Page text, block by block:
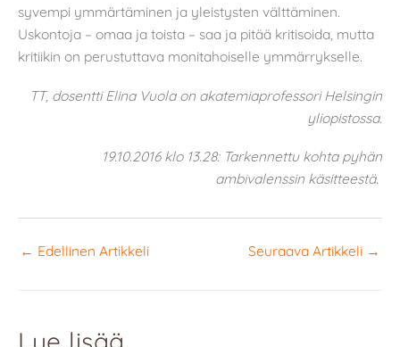
syvempi ymmärtäminen ja yleistysten välttäminen.
Uskontoja – omaa ja toista – saa ja pitää kritisoida, mutta
kritiikin on perustuttava monitahoiselle ymmärrykselle.
TT, dosentti Elina Vuola on akatemiaprofessori Helsingin
yliopistossa.
19.10.2016 klo 13.28: Tarkennettu kohta pyhän
ambivalenssin käsitteestä.
← Edellinen Artikkeli Seuraava Artikkeli →